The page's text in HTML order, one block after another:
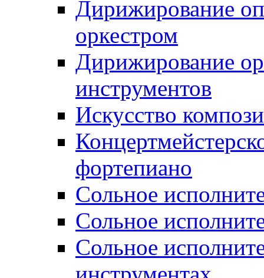
Дирижирование
оркестром
Дирижирование
инструментов
Искусство
фортепиано
Сольное
Сольное
Сольное